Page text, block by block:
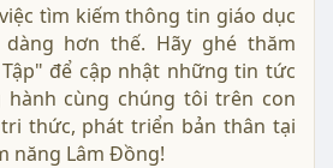
tìm kiếm thông tin giáo dục
hơn thế. Hãy ghé thăm
để cập nhật những tin tức
hành cùng chúng tôi trên con
thức, phát triển bản thân tại
năng Lâm Đồng!